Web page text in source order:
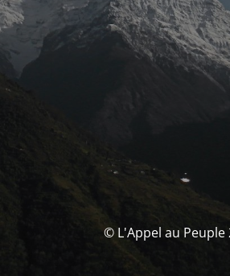
© L'Appel au Peuple